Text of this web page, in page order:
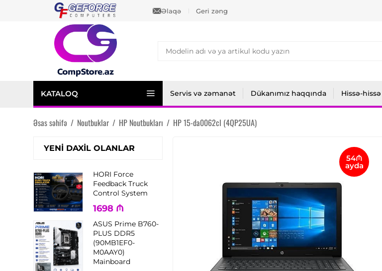
Əlaqə Geri zəng
KATALOQ Servis və zəmanət Dükanımız haqqında Hissə-
Əsas səhifə / Noutbuklar / HP Noutbukları / HP 15-da0062cl (4QP25UA)
YENI DAXIL OLANLAR
HORI Force
Feedback Truck
Control System
1698 ₼
ASUS Prime B760-
PLUS DDR5
(90MB1EF0-
M0AAY0)
Mainboard
54₼
ayda